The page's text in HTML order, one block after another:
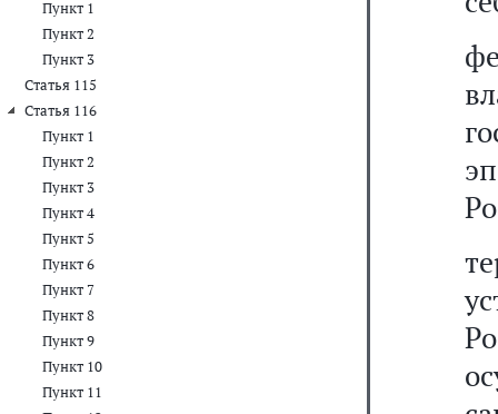
Пункт 1
Пункт 2
Пункт 3
Статья 115
Статья 116
Пункт 1
Пункт 2
Пункт 3
Пункт 4
Пункт 5
Пункт 6
Пункт 7
Пункт 8
Пункт 9
Пункт 10
Пункт 11